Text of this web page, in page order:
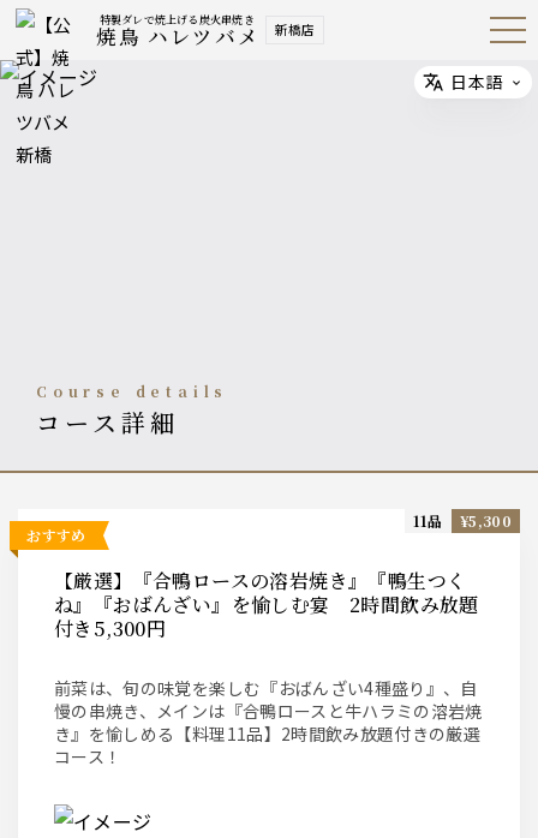
特製ダレで焼上げる炭火串焼き
焼鳥 ハレツバメ 新橋店 Open
Navig
course details
コース詳細
おすすめ
【厳選】『合鴨ロースの溶岩焼き』『鴨生つく
ね』『おばんざい』を愉しむ宴 2時間飲み放題
付き5,300円
前菜は、旬の味覚を楽しむ『おばんざい4種盛り』、自
慢の串焼き、メインは『合鴨ロースと牛ハラミの溶岩焼
き』を愉しめる【料理11品】2時間飲み放題付きの厳選
コース！
11品 ¥5,300
Select
日本語